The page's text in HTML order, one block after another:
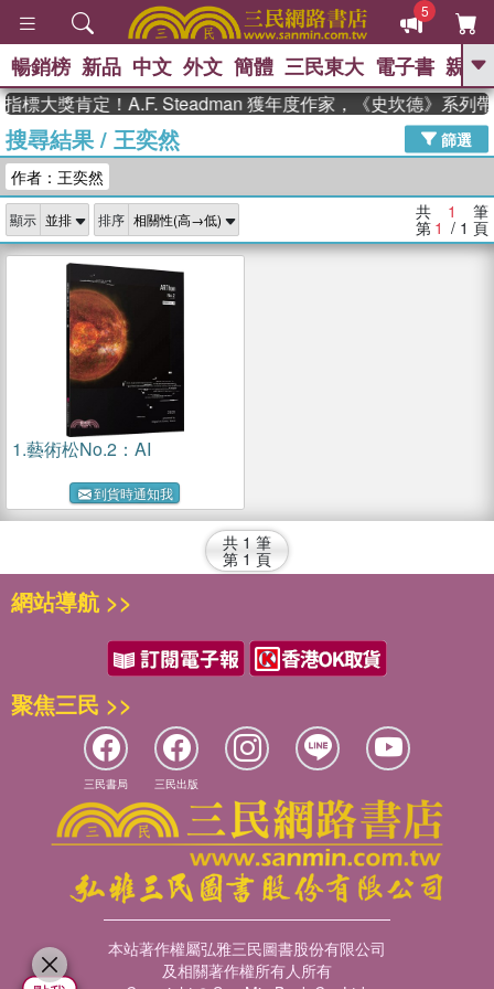
5
GO
高希均教授回憶錄
、 The Odyssey 、 父親節 、 如果歷
獎 臺灣漫遊錄 、 方念華 、 台灣的李
登輝時代
數學女孩：黎曼猜想 、
偉大的迷走神經
暢銷榜 新品 中文 外文 簡體 三民東大 電子書 親子
標大獎肯定！A.F. Steadman 獲年度作家，《史坎德》系列
搜尋結果/ 王奕然
篩選
作者：王奕然
顯示 排序 共 1 筆
第 1 / 1 頁
1.藝術松No.2：AI
到貨時通知我
共 1 筆
第 1 頁
網站導航 >>
聚焦三民 >>
三民書局 三民出版
本站著作權屬弘雅三民圖書股份有限公司
及相關著作權所有人所有